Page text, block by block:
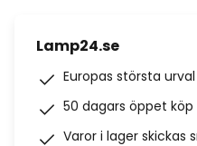
Lamp24.se
Europas största
50 dagars öppet köp
Varor i lager skickas